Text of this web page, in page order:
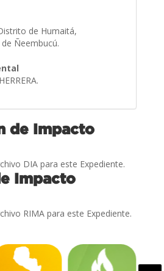
de Humaitá,
Ñeembucú.
de Impacto
DIA para este Expediente.
Impacto
RIMA para este Expediente.